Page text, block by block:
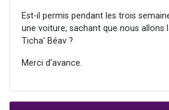
Est-il permis pendant les trois
une voiture, sachant que nous allons
Ticha' Béav ?
Merci d'avance.